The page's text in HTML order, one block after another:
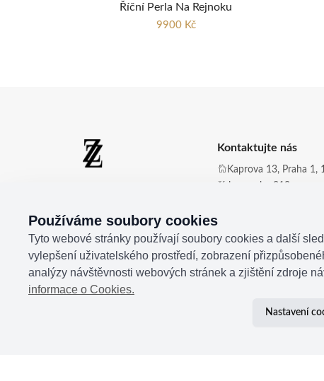
Říční Perla Na Rejnoku
9900 Kč
Kontaktujte nás
Kaprova 13, Praha 1,
Používáme soubory cookies
Tyto webové stránky používají soubory cookies a další
vylepšení uživatelského prostředí, zobrazení
analýzy návštěvnosti webových stránek a zjištění zdroje
informace o Cookies.
Nastavení